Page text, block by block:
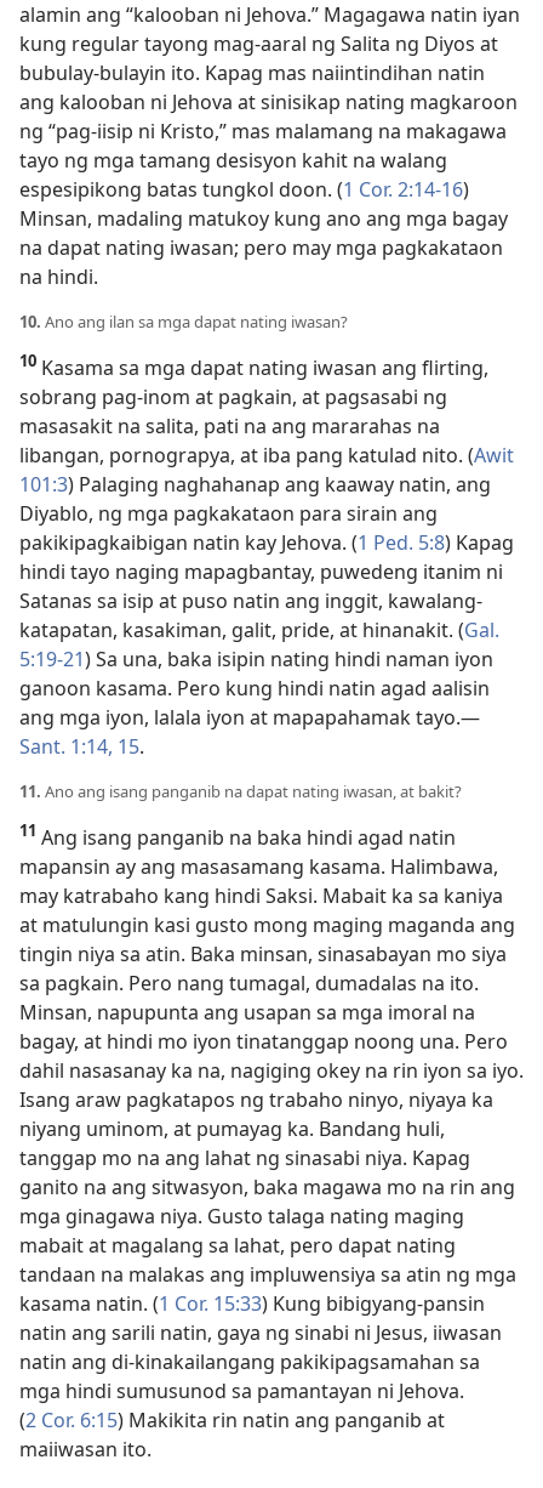
alamin ang “kalooban ni Jehova.” Magagawa natin iyan
kung regular tayong mag-aaral ng Salita ng Diyos at
bubulay-bulayin ito. Kapag mas naiintindihan natin
ang kalooban ni Jehova at sinisikap nating magkaroon
ng “pag-iisip ni Kristo,” mas malamang na makagawa
tayo ng mga tamang desisyon kahit na walang
espesipikong batas tungkol doon. (1 Cor. 2:14-16)
Minsan, madaling matukoy kung ano ang mga bagay
na dapat nating iwasan; pero may mga pagkakataon
na hindi.
10. Ano ang ilan sa mga dapat nating iwasan?
10 Kasama sa mga dapat nating iwasan ang flirting,
sobrang pag-inom at pagkain, at pagsasabi ng
masasakit na salita, pati na ang mararahas na
libangan, pornograpya, at iba pang katulad nito. (Awit
101:3) Palaging naghahanap ang kaaway natin, ang
Diyablo, ng mga pagkakataon para sirain ang
pakikipagkaibigan natin kay Jehova. (1 Ped. 5:8) Kapag
hindi tayo naging mapagbantay, puwedeng itanim ni
Satanas sa isip at puso natin ang inggit, kawalang-
katapatan, kasakiman, galit, pride, at hinanakit. (Gal.
5:19-21) Sa una, baka isipin nating hindi naman iyon
ganoon kasama. Pero kung hindi natin agad aalisin
ang mga iyon, lalala iyon at mapapahamak tayo.—
Sant. 1:14, 15.
11. Ano ang isang panganib na dapat nating iwasan, at bakit?
11 Ang isang panganib na baka hindi agad natin
mapansin ay ang masasamang kasama. Halimbawa,
may katrabaho kang hindi Saksi. Mabait ka sa kaniya
at matulungin kasi gusto mong maging maganda ang
tingin niya sa atin. Baka minsan, sinasabayan mo siya
sa pagkain. Pero nang tumagal, dumadalas na ito.
Minsan, napupunta ang usapan sa mga imoral na
bagay, at hindi mo iyon tinatanggap noong una. Pero
dahil nasasanay ka na, nagiging okey na rin iyon sa iyo.
Isang araw pagkatapos ng trabaho ninyo, niyaya ka
niyang uminom, at pumayag ka. Bandang huli,
tanggap mo na ang lahat ng sinasabi niya. Kapag
ganito na ang sitwasyon, baka magawa mo na rin ang
mga ginagawa niya. Gusto talaga nating maging
mabait at magalang sa lahat, pero dapat nating
tandaan na malakas ang impluwensiya sa atin ng mga
kasama natin. (1 Cor. 15:33) Kung bibigyang-pansin
natin ang sarili natin, gaya ng sinabi ni Jesus, iiwasan
natin ang di-kinakailangang pakikipagsamahan sa
mga hindi sumusunod sa pamantayan ni Jehova.
(2 Cor. 6:15) Makikita rin natin ang panganib at
maiiwasan ito.